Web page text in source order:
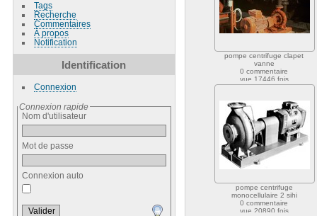
Tags
Recherche
Commentaires
À propos
Notification
Identification
Connexion
Connexion rapide
Nom d'utilisateur
Mot de passe
Connexion auto
pompe centrifuge clapet
vanne
0 commentaire
vue 17446 fois
pompe centrifuge
monocellulaire 2 sihi
0 commentaire
vue 20890 fois